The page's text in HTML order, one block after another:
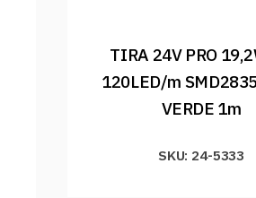
TIRA 24V PRO
120LED/m
VERDE 1m
SKU: 24-5333